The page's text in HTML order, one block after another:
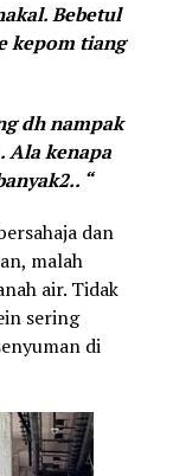
Bebetul
kepom tiang
dh nampak
Ala kenapa
“
dan
malah
air. Tidak
sering
di